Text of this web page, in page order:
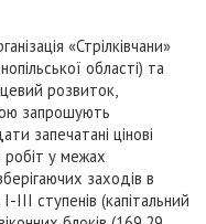
«Стрілківчани»
області) та
розвиток,
запрошують
запечатані цінові
робіт у межах
заходів в
ІІІ ступенів (капітальний